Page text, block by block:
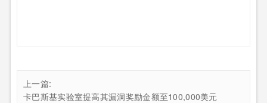
上一篇:
卡巴斯基实验室提高其漏洞奖励金额至100,000美元